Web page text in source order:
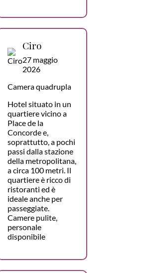
Ciro
27 maggio
2026
Camera quadrupla
Hotel situato in un
quartiere vicino a
Place de la
Concorde e,
soprattutto, a pochi
passi dalla stazione
della metropolitana,
a circa 100 metri. Il
quartiere è ricco di
ristoranti ed è
ideale anche per
passeggiate.
Camere pulite,
personale
disponibile